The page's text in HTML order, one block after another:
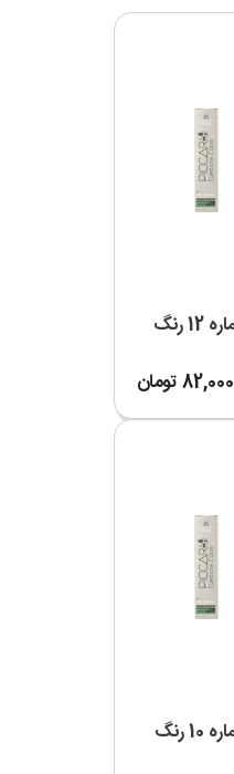
رنگ ابرو پیکارو شماره 12 رنگ
82,000تومان
رنگ ابرو پیکارو شماره 10 رنگ